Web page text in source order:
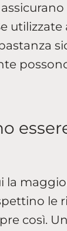
le
così.